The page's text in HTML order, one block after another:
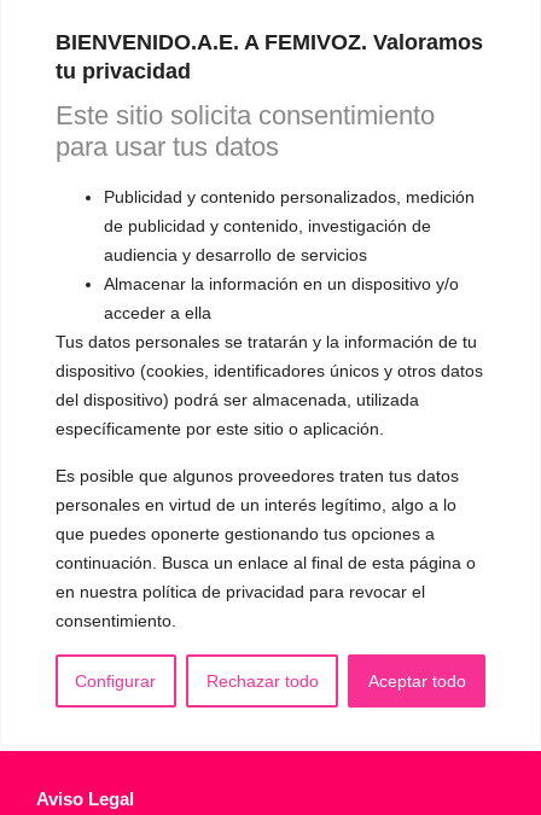
BIENVENIDO.A.E. A FEMIVOZ. Valoramos
tu privacidad
Este sitio solicita consentimiento
para usar tus datos
Publicidad y contenido personalizados, medición
de publicidad y contenido, investigación de
audiencia y desarrollo de servicios
Almacenar la información en un dispositivo y/o
acceder a ella
Tus datos personales se tratarán y la información de tu
dispositivo (cookies, identificadores únicos y otros datos
del dispositivo) podrá ser almacenada, utilizada
específicamente por este sitio o aplicación.
Es posible que algunos proveedores traten tus datos
personales en virtud de un interés legítimo, algo a lo
que puedes oponerte gestionando tus opciones a
continuación. Busca un enlace al final de esta página o
en nuestra política de privacidad para revocar el
consentimiento.
Configurar Rechazar todo Aceptar todo
▪️ Masculinización de la voz
▪️ Neutralización de la voz
▪️ Dualización de la voz
▪️ Androginización de la voz
OTRAS SESIONES
▪️ Caracterización de la voz
▪️ Voz virilizada por esteroides
▪️ Modificación del acento
🟥 CIRUGÍA: Glotoplastia
CONTACTO Y CITAS
✅Pide tu CITA ONLINE
Email :contacto@femivoz.es
Aviso Legal